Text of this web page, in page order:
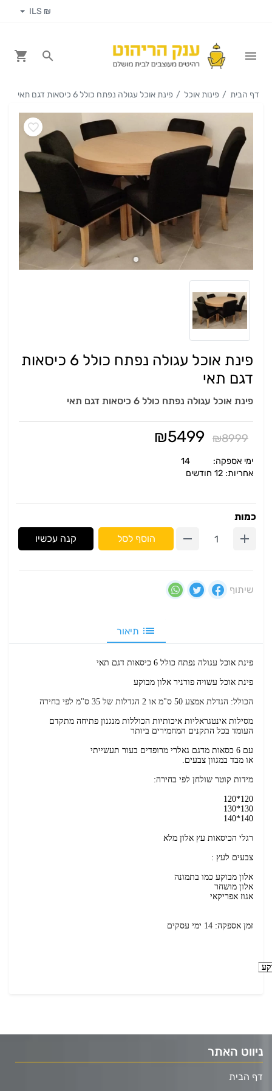
₪ ILS
דף הבית פינות אוכל פינת אוכל עגולה נפתח כולל 6 כיסאות דגם תאי
פינת אוכל עגולה נפתח כולל 6 כיסאות
דגם תאי
פינת אוכל עגולה נפתח כולל 6 כיסאות דגם תאי
₪8999
₪5499
ימי אספקה:
אחריות: 12 חודשים
כמות
הוסף לסל
קנה עכשיו
שיתוף
תיאור
פינת אוכל עגולה נפתח כולל 6 כיסאות דגם תאי
פינת אוכל עשויה פורניר אלון מבוקע
הכולל: הגדלת אמצע 50 ס"מ או 2 הגדלות של 35 ס"מ לפי בחירה
מסילות אינטגראליות איכותיות הכוללות מנגנון פתיחה מתקדם
העומד בכל התקנים המחמירים ביותר
עם 6 כסאות מדגם גאלרי מרופדים בעור תעשייתי
או מבד במגוון צבעים.
מידות קוטר שולחן לפי בחירה:
120*120
130*130
140*140
רגלי הכיסאות עץ אלון מלא
צבעים לעץ :
אלון מבוקע כמו בתמונה
אלון מושחר
אגוז אפריקאי
זמן אספקה: 14 ימי עסקים
ניווט האתר
דף הבית